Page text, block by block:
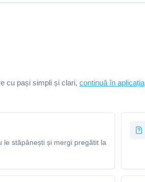
cu pași simpli și clari, continuă în aplicația
stăpânești și mergi pregătit la